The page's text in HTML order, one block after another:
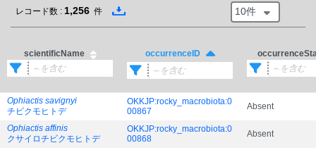
レコード数 : 1,256 件 10件
scientificName occurrenceID
Ophiactis savignyi
チビクモヒトデ
OKKJP:rocky_macrobiota:0
00867
Absent
Ophiactis affinis
クサイロチビクモヒトデ
OKKJP:rocky_macrobiota:0
00868
Absent